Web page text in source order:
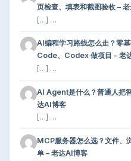
页检查、填表和截图验收 –
[…] …
AI编程学习路线怎么走？零
Code、Codex 做项目 – 老
[…] …
AI Agent是什么？普通人把
达AI博客
[…] …
MCP服务器怎么选？文件、
单 – 老达AI博客